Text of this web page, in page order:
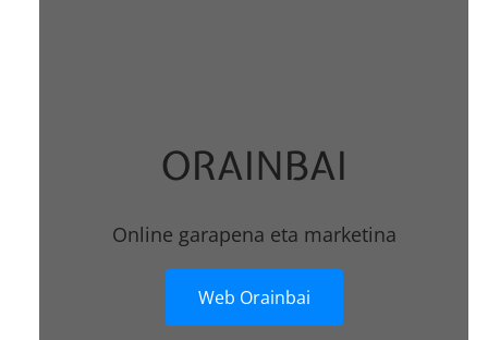
ORAINBAI
Online garapena eta marketina
Web Orainbai